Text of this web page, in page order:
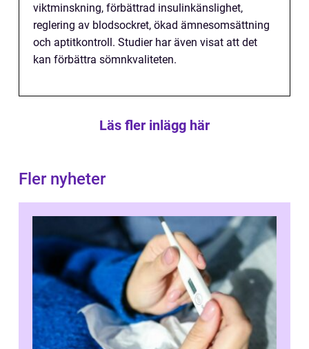
viktminskning, förbättrad insulinkänslighet,
reglering av blodsockret, ökad ämnesomsättning
och aptitkontroll. Studier har även visat att det
kan förbättra sömnkvaliteten.
Läs fler inlägg här
Fler nyheter